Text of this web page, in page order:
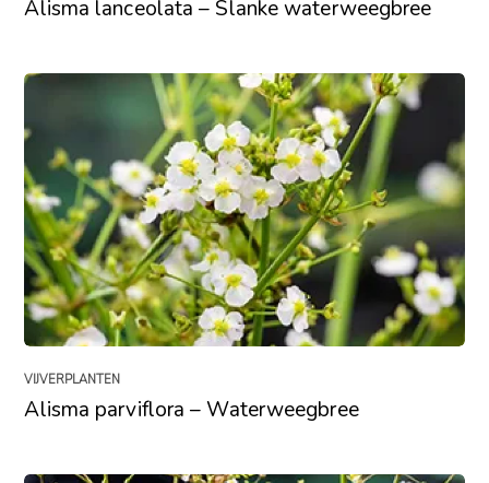
Alisma lanceolata – Slanke waterweegbree
VIJVERPLANTEN
Alisma parviflora – Waterweegbree